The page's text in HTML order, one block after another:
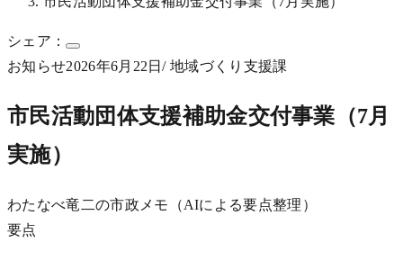
シェア：
お知らせ2026年6月22日/ 地域づくり支援課
市民活動団体支援補助金交付事業（7月
実施）
わたなべ竜二の市政メモ（AIによる要点整理）
要点